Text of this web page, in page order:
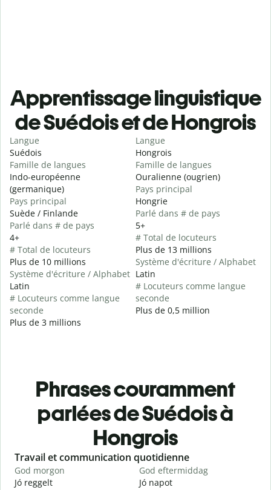
Apprentissage linguistique
de Suédois et de Hongrois
Langue
Suédois
Famille de langues
Indo-européenne
(germanique)
Pays principal
Suède / Finlande
Parlé dans # de pays
4+
# Total de locuteurs
Plus de 10 millions
Système d'écriture / Alphabet
Latin
# Locuteurs comme langue
seconde
Plus de 3 millions
Langue
Hongrois
Famille de langues
Ouralienne (ougrien)
Pays principal
Hongrie
Parlé dans # de pays
5+
# Total de locuteurs
Plus de 13 millions
Système d'écriture / Alphabet
Latin
# Locuteurs comme langue
seconde
Plus de 0,5 million
Phrases couramment
parlées de Suédois à
Hongrois
Slide 1 of 6
Travail et communication quotidienne
God morgon
Jó reggelt
God eftermiddag
Jó napot